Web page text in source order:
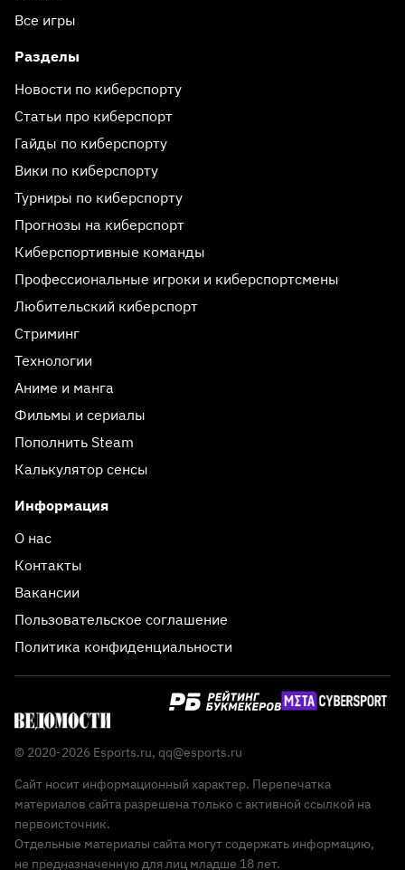
Все игры
Разделы
Новости по киберспорту
Статьи про киберспорт
Гайды по киберспорту
Вики по киберспорту
Турниры по киберспорту
Прогнозы на киберспорт
Киберспортивные команды
Профессиональные игроки и киберспортсмены
Любительский киберспорт
Стриминг
Технологии
Аниме и манга
Фильмы и сериалы
Пополнить Steam
Калькулятор сенсы
Информация
О нас
Контакты
Вакансии
Пользовательское соглашение
Политика конфиденциальности
© 2020-2026 Esports.ru, qq@esports.ru
Сайт носит информационный характер. Перепечатка
материалов сайта разрешена только с активной ссылкой на
первоисточник.
Отдельные материалы сайта могут содержать информацию,
не предназначенную для лиц младше 18 лет.